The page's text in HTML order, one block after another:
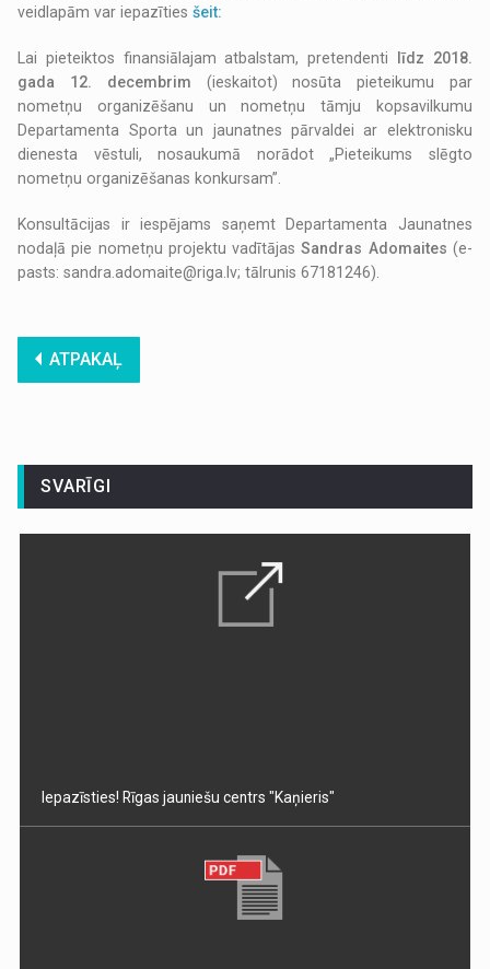
veidlapām var iepazītiesšeit:
Lai pieteiktos finansiālajam atbalstam, pretendenti līdz 2018.
gada 12. decembrim (ieskaitot) nosūta pieteikumu par
nometņu organizēšanu un nometņu tāmju kopsavilkumu
Departamenta Sporta un jaunatnes pārvaldei ar elektronisku
dienesta vēstuli, nosaukumā norādot „Pieteikums slēgto
nometņu organizēšanas konkursam”.
Konsultācijas ir iespējams saņemt Departamenta Jaunatnes
nodaļā pie nometņu projektu vadītājasSandras Adomaites (e-
pasts: sandra.adomaite@riga.lv; tālrunis 67181246).
ATPAKAĻ
SVARĪGI
Iepazīsties! Rīgas jauniešu centrs "Kaņieris"